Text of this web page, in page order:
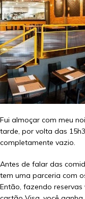
Fui almoçar com meu
tarde, por volta das
completamente vazio.
Antes de falar das
tem uma parceria com
Então, fazendo